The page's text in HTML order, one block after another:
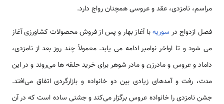
مراسم، نامزدی، عقد و عروسی همچنان رواج دارد.
فصل ازدواج در سوریهبا آغاز بهار و پس از فروش محصولات کشاورزی آغاز
می شود و تا اواخر نوامبر ادامه می یابد. معمولاً چند روز بعد از نامزدی،
داماد و عروس و مادرزن و مادر شوهر برای خرید حلقه ‌‌‌‌‌‌‌‌ها ‌‌‌‌‌‌می‎‌روند و در این
مدت، رفت و آمد‌‌‌‌‌‌‌‌های زیادی بین دو خانواده و بازارگردی اتفاق ‌‌‌‌‌‌‌می‌افتد.
جشن نامزدی را خانواده عروس برگزار ‌‌‌‌‌‌می‌کند و جشنی ساده ‌‌‌‌‌‌‌‌‌است که در آن